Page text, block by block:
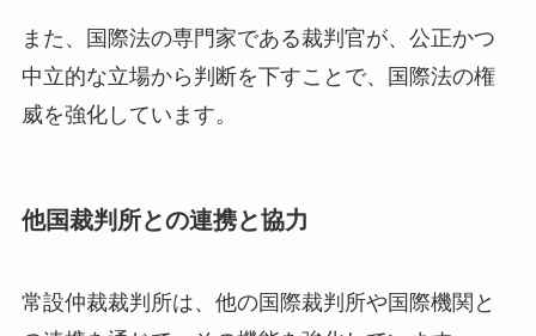
また、国際法の専門家である裁判官が、公正かつ
中立的な立場から判断を下すことで、国際法の権
威を強化しています。
他国裁判所との連携と協力
常設仲裁裁判所は、他の国際裁判所や国際機関と